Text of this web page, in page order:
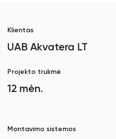
Klientas
UAB Akvatera LT
Projekto trukmė
12 mėn.
Montavimo sistemos